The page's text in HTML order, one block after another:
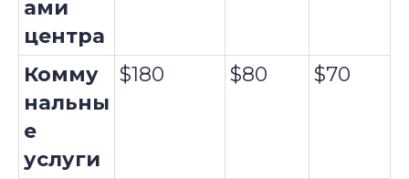
ами
центра
Комму
нальны
е
услуги
$180 $80 $70